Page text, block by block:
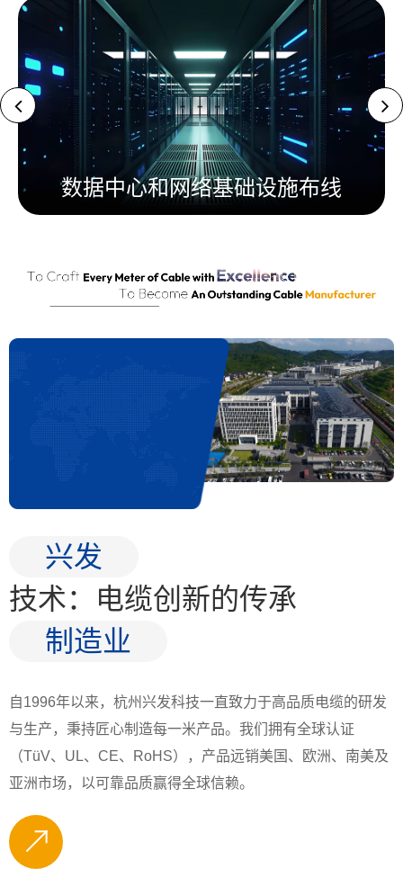
数据中心和网络基础设施布线
兴发
技术：电缆创新的传承
制造业
自1996年以来，杭州兴发科技一直致力于高品质电缆的研发
与生产，秉持匠心制造每一米产品。我们拥有全球认证
（TüV、UL、CE、RoHS），产品远销美国、欧洲、南美及
亚洲市场，以可靠品质赢得全球信赖。